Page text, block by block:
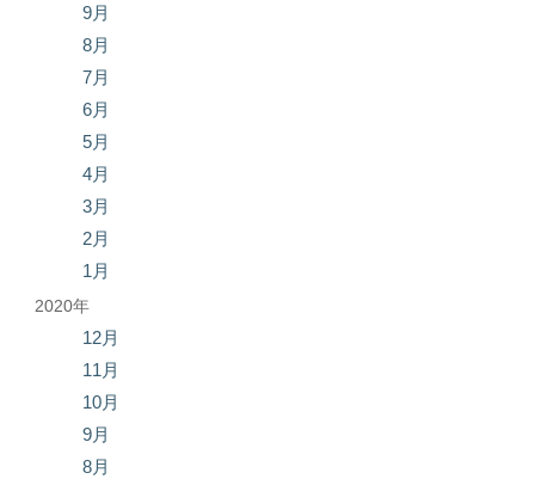
9月
8月
7月
6月
5月
4月
3月
2月
1月
2020年
12月
11月
10月
9月
8月